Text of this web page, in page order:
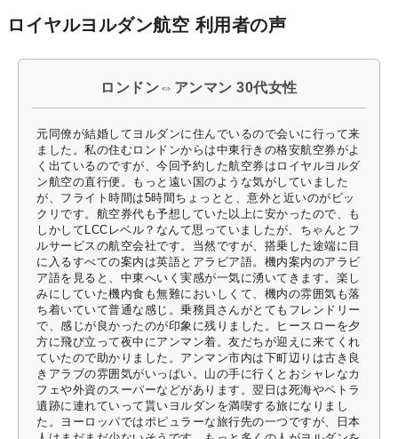
ロイヤルヨルダン航空 利用者の声
ロンドン⇔アンマン 30代女性
元同僚が結婚してヨルダンに住んでいるので会いに行って来
ました。私の住むロンドンからは中東行きの格安航空券がよ
く出ているのですが、今回予約した航空券はロイヤルヨルダ
ン航空の直行便。もっと遠い国のような気がしていました
が、フライト時間は5時間ちょっとと、意外と近いのがビッ
クリです。航空券代も予想していた以上に安かったので、も
しかしてLCCレベル？なんて思っていましたが、ちゃんとフ
ルサービスの航空会社です。当然ですが、搭乗した途端に目
に入るすべての案内は英語とアラビア語。機内案内のアラビ
ア語を見ると、中東へいく実感が一気に湧いてきます。楽し
みにしていた機内食も無難においしくて、機内の雰囲気も落
ち着いていて普通な感じ。乗務員さんがとてもフレンドリー
で、感じが良かったのが印象に残りました。ヒースローを夕
方に飛び立って夜中にアンマン着。友だちが迎えに来てくれ
ていたので助かりました。アンマン市内は下町辺りは古き良
きアラブの雰囲気がいっぱい。山の手に行くとおシャレなカ
フェや外資のスーパーなどがあります。翌日は死海やペトラ
遺跡に連れていって貰いヨルダンを満喫する旅になりまし
た。ヨーロッパではポピュラーな旅行先の一つですが、日本